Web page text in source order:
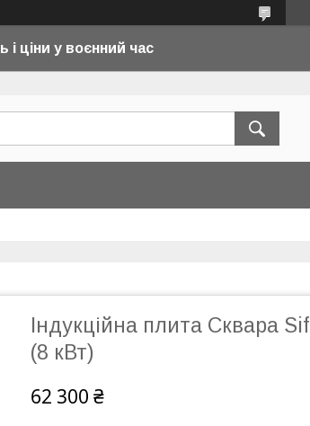
ціни у воєнний час
Індукційна плита Сквара
(8 кВт)
62 300 ₴